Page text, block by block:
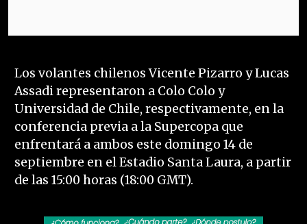
Los volantes chilenos Vicente Pizarro y Lucas
Assadi representaron a Colo Colo y
Universidad de Chile, respectivamente, en la
conferencia previa a la Supercopa que
enfrentará a ambos este domingo 14 de
septiembre en el Estadio Santa Laura, a partir
de las 15:00 horas (18:00 GMT).